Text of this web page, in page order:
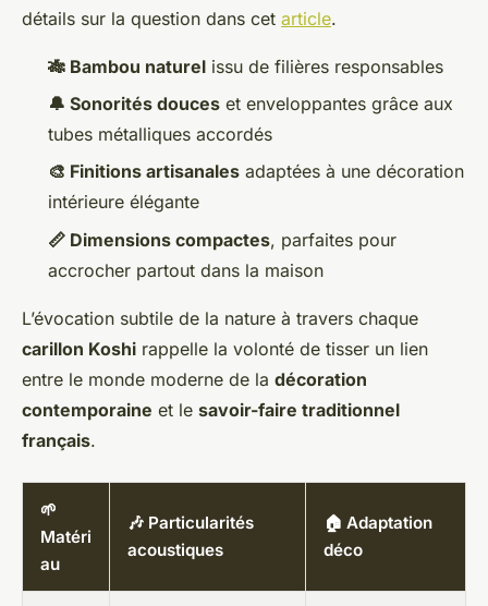
détails sur la question dans cet article.
🎋 Bambou naturel issu de filières responsables
🔔 Sonorités douces et enveloppantes grâce aux
tubes métalliques accordés
🎨 Finitions artisanales adaptées à une décoration
intérieure élégante
📏 Dimensions compactes, parfaites pour
accrocher partout dans la maison
L’évocation subtile de la nature à travers chaque
carillon Koshi rappelle la volonté de tisser un lien
entre le monde moderne de la décoration
contemporaine et le savoir-faire traditionnel
français.
🌱
Matéri
au
🎶 Particularités
acoustiques
🏠 Adaptation
déco